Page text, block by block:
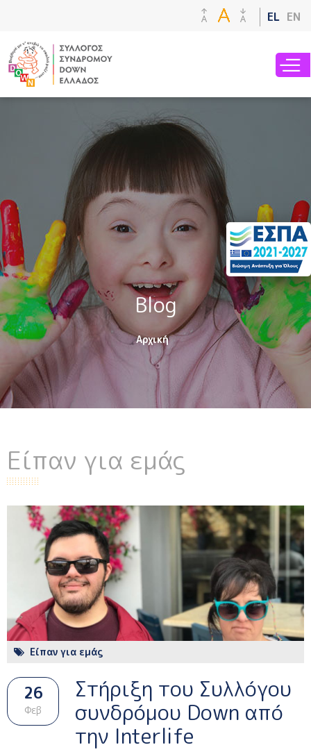
EL EN
Blog
Αρχική
Είπαν για εμάς
Είπαν για εμάς
26
Φεβ
Στήριξη του Συλλόγου
συνδρόμου Down από
την Interlife